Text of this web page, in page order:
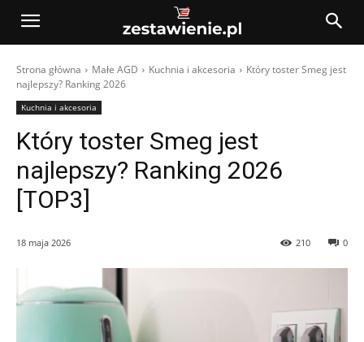
Strona główna Małe AGD Kuchnia i akcesoria
Który toster Smeg jest
najlepszy? Ranking 2026
Kuchnia i akcesoria
Który toster Smeg jest
najlepszy? Ranking 2026
[TOP3]
18 maja 2026 0
210